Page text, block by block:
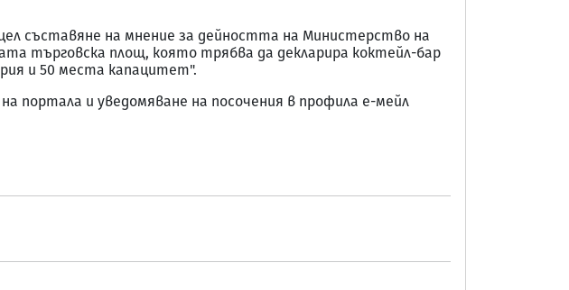
съставяне на мнение за дейността на Министерство на
търговска площ, която трябва да декларира коктейл-бар
и 50 места капацитет".
портала и уведомяване на посочения в профила е-мейл